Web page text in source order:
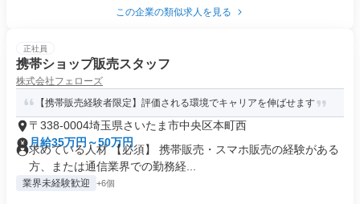
この企業の類似求人を見る
正社員
携帯ショップ販売スタッフ
株式会社フェローズ
【携帯販売経験者限定】評価される環境でキャリアを伸ばせます
〒338-0004埼玉県さいたま市中央区本町西
月給35万円～50万円
求めている人材 【必須】 携帯販売・スマホ販売の経験がある
方、または通信業界での勤務経...
業界未経験歓迎 +6個